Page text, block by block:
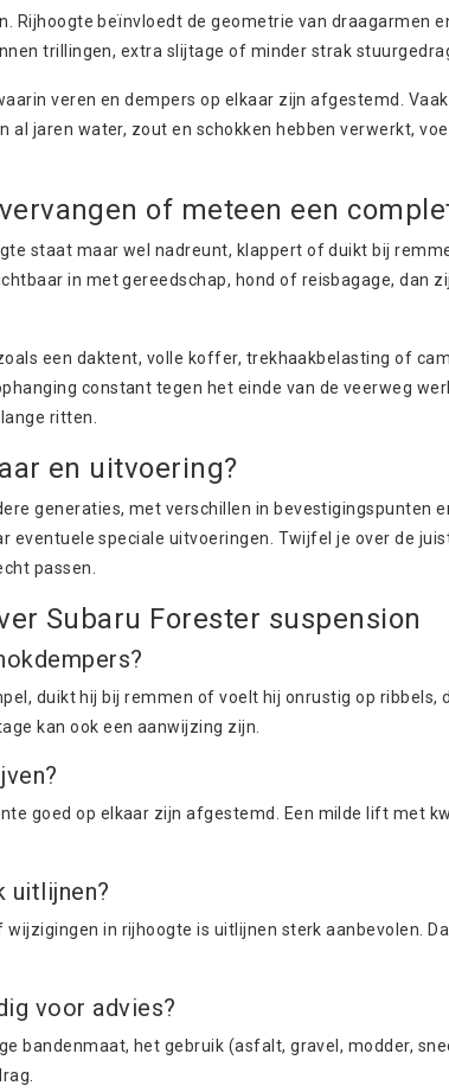
Rijhoogte beïnvloedt de geometrie van draagarmen
trillingen, extra slijtage of minder strak
veren en dempers op elkaar zijn afgestemd.
al jaren water, zout en schokken hebben verwerkt,
of meteen een
staat maar wel nadreunt, klappert of duikt bij
in met gereedschap, hond of reisbagage, dan
een daktent, volle koffer, trekhaakbelasting of
constant tegen het einde van de veerweg
ritten.
en uitvoering?
generaties, met verschillen in bevestigingspunten
eventuele speciale uitvoeringen. Twijfel je over de
passen.
Subaru Forester suspension
duikt hij bij remmen of voelt hij onrustig op ribbels,
kan ook een aanwijzing zijn.
goed op elkaar zijn afgestemd. Een milde lift met
uitlijnen?
in rijhoogte is uitlijnen sterk aanbevolen.
voor advies?
bandenmaat, het gebruik (asfalt, gravel, modder,